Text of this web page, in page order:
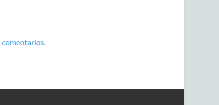
comentarios.